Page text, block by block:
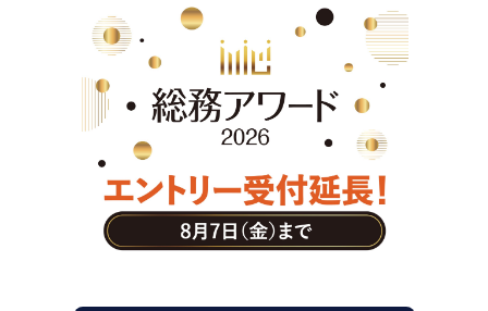
リスクマネジメント・BCP
社外・社内広報
社外・社内コミュニケーション活性化
FM・オフィス移転
CSR・SDGs
テクノロジー活用・DX
助成金・補助金・コスト削減
アウトソーシング・BPO
調査・レポート